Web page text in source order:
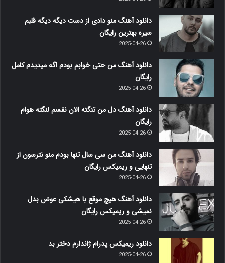
دانلود آهنگ منو دادی از دست دیگه دیگه قلبم
سیره بهترین رایگان
2025-04-26
دانلود آهنگ من حتی خوابم بودم اگه میدیدم کامل
رایگان
2025-04-26
دانلود آهنگ دل من تنگته الان نفسم لنگته هوام
رایگان
2025-04-26
دانلود آهنگ من سی سال تنها بودم منو نترسون از
تنهایی و ریمیکس رایگان
2025-04-26
دانلود آهنگ هیچ موقع با هیشکی عوض بدل
نمیشی و ریمیکس رایگان
2025-04-26
دانلود ریمیکس پدرام ژاندارم دختر بد
2025-04-26